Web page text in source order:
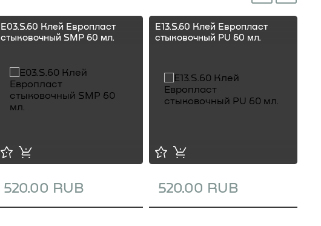
E03.S.60 Клей Европласт
стыковочный SMP 60 мл.
520.00 RUB
E13.S.60 Клей Европласт
стыковочный PU 60 мл.
520.00 RUB